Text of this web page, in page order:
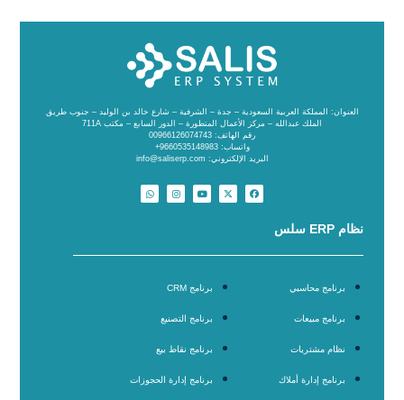
العنوان: المملكة العربية السعودية – جدة – الشرفية – شارع خالد بن الوليد – جنوب طريق
الملك عبدالله – مركز الأعمال المتطورة – الدور السابع – مكتب 711A
رقم الهاتف: 00966126074743
واتساب: 9660535148983+
البريد الإلكتروني: info@saliserp.com
نظام ERP سلس
برنامج محاسبي
برنامج مبيعات
نظام مشتريات
برنامج إدارة أملاك
برنامج CRM
برنامج التصنيع
برنامج نقاط بيع
برنامج إدارة الحجوزات